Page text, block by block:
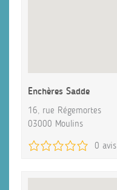
Enchères Sadde
16, rue Régemortes
03000 Moulins
0 avis